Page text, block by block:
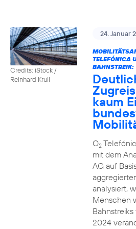
Credits: iStock /
Reinhard Krull
24. Januar
TELEFÓNICA
BAHNSTREIK:
kaum
O2
mit dem
AG auf
analysiert,
Menschen
Bahnstreiks
2024